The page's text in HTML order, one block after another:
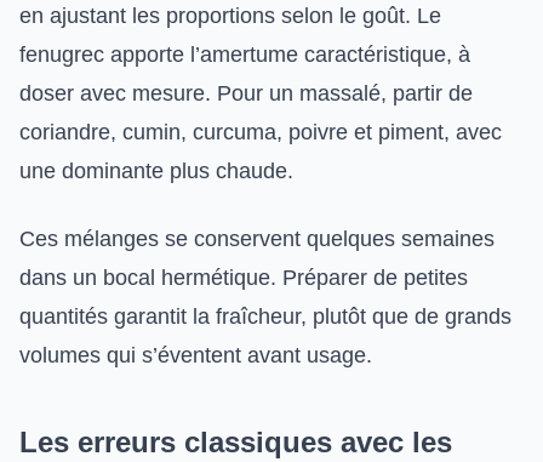
en ajustant les proportions selon le goût. Le
fenugrec apporte l’amertume caractéristique, à
doser avec mesure. Pour un massalé, partir de
coriandre, cumin, curcuma, poivre et piment, avec
une dominante plus chaude.
Ces mélanges se conservent quelques semaines
dans un bocal hermétique. Préparer de petites
quantités garantit la fraîcheur, plutôt que de grands
volumes qui s’éventent avant usage.
Les erreurs classiques avec les